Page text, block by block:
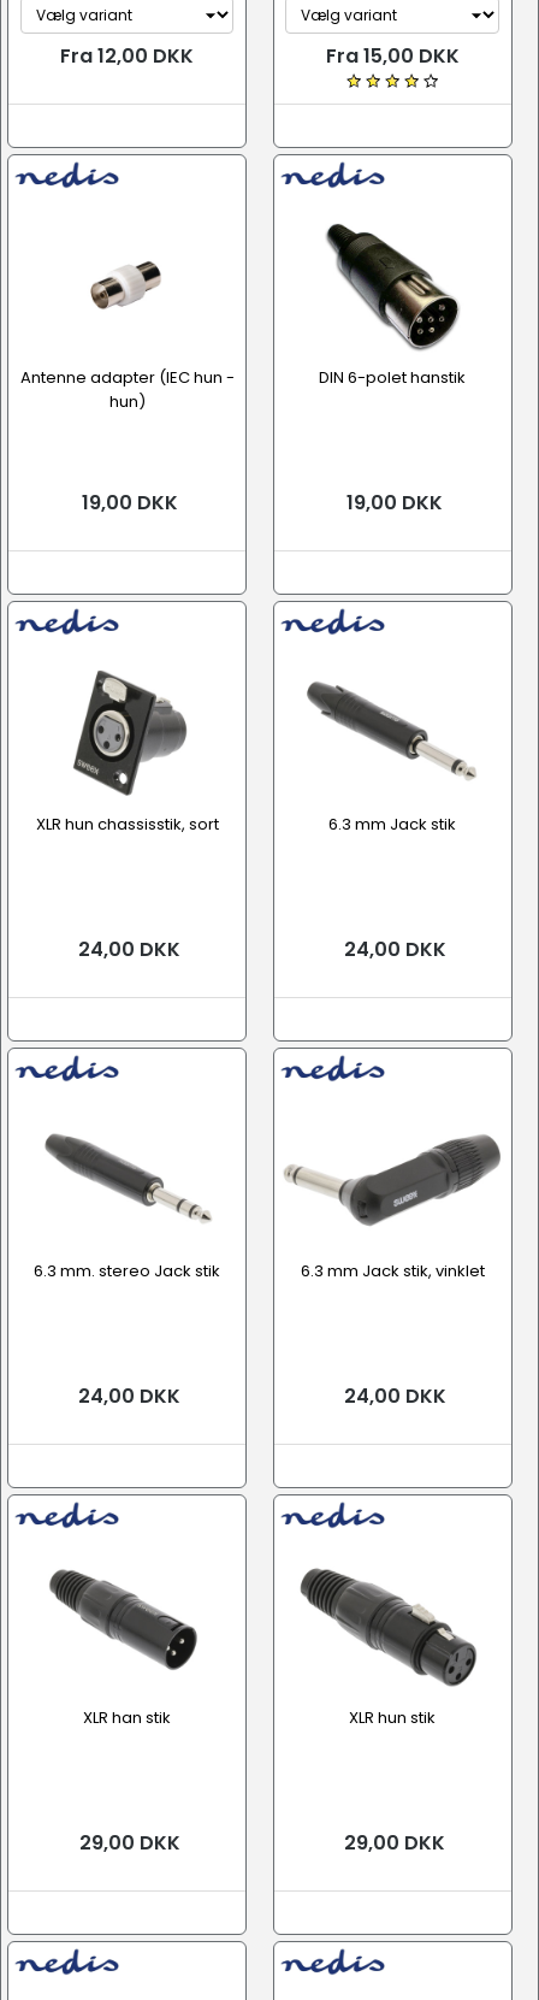
Fra 12,00 DKK Fra 15,00 DKK
Antenne adapter (IEC hun -
hun)
19,00 DKK
DIN 6-polet hanstik
19,00 DKK
XLR hun chassisstik, sort
24,00 DKK
6.3 mm Jack stik
24,00 DKK
6.3 mm. stereo Jack stik
24,00 DKK
6.3 mm Jack stik, vinklet
24,00 DKK
XLR han stik
29,00 DKK
XLR hun stik
29,00 DKK